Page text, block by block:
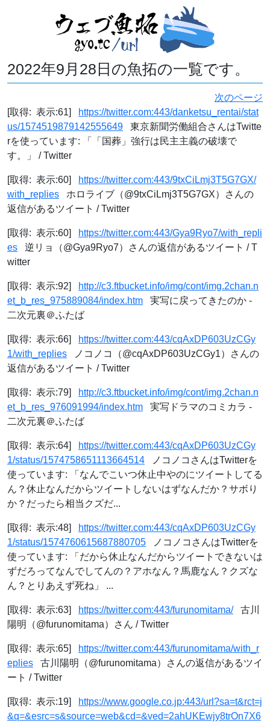
2022年9月28日の魚拓の一覧です。
次のページ
[取得: 表示:61]
https://twitter.com:443/danketsu_rentai/stat
us/1574519879142555649 東京新聞労働組合さんはTwitte
rを使っています: 「「国葬」強行は民主主義の破壊で
す。」 / Twitter
[取得: 表示:60]
https://twitter.com:443/9txCiLmj3T5G7GX/
with_replies ホロライブ（@9txCiLmj3T5G7GX）さんの
返信があるツイート / Twitter
[取得: 表示:60]
https://twitter.com:443/Gya9Ryo7/with_repli
es 逆リョ（@Gya9Ryo7）さんの返信があるツイート / T
witter
[取得: 表示:92]
http://c3.ftbucket.info/img/cont/img.2chan.n
et_b_res_975889084/index.htm 実写に戻ってきたのか -
二次元裏＠ふたば
[取得: 表示:66]
https://twitter.com:443/cqAxDP603UzCGy
1/with_replies ノコノコ（@cqAxDP603UzCGy1）さんの
返信があるツイート / Twitter
[取得: 表示:79]
http://c3.ftbucket.info/img/cont/img.2chan.n
et_b_res_976091994/index.htm 実写ドラマのコミカラ -
二次元裏＠ふたば
[取得: 表示:64]
https://twitter.com:443/cqAxDP603UzCGy
1/status/1574758651113664514 ノコノコさんはTwitterを
使っています: 「なんでこいつ休止中やのにツイートしてる
ん？休止なんだからツイートしないはずなんだか？サボり
か？だったら相当クズだ...
[取得: 表示:48]
https://twitter.com:443/cqAxDP603UzCGy
1/status/1574760615687880705 ノコノコさんはTwitterを
使っています: 「だから休止なんだからツイートできないは
ずだろってなんでしてんの？アホなん？馬鹿なん？クズな
ん？とりあえず死ね」 ...
[取得: 表示:63] https://twitter.com:443/furunomitama/古川
陽明（@furunomitama）さん / Twitter
[取得: 表示:65]
https://twitter.com:443/furunomitama/with_r
eplies 古川陽明（@furunomitama）さんの返信があるツイ
ート / Twitter
[取得: 表示:19]
https://www.google.co.jp:443/url?sa=t&rct=j
&q=&esrc=s&source=web&cd=&ved=2ahUKEwjy8trOn7X6